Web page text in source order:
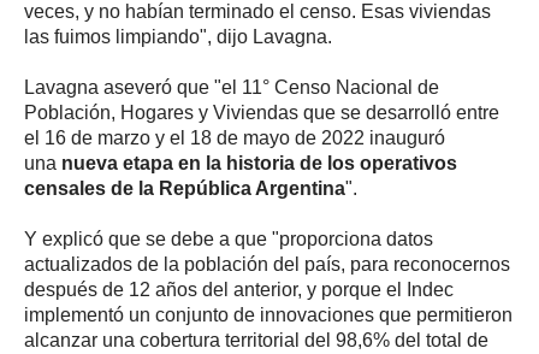
veces, y no habían terminado el censo. Esas viviendas
las fuimos limpiando", dijo Lavagna.
Lavagna aseveró que "el 11° Censo Nacional de
Población, Hogares y Viviendas que se desarrolló entre
el 16 de marzo y el 18 de mayo de 2022 inauguró
una nueva etapa en la historia de los operativos
censales de la República Argentina".
Y explicó que se debe a que "proporciona datos
actualizados de la población del país, para reconocernos
después de 12 años del anterior, y porque el Indec
implementó un conjunto de innovaciones que permitieron
alcanzar una cobertura territorial del 98,6% del total de